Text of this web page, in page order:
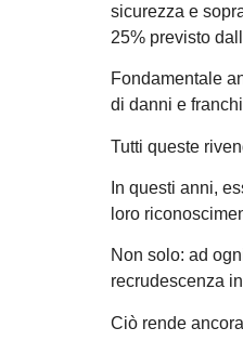
sicurezza e
25% previsto
Fondamentale
di danni e
Tutti queste
In questi anni,
loro
Non solo: ad
recrudescenza
Ciò rende